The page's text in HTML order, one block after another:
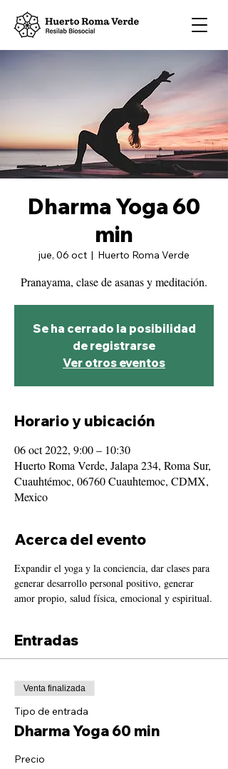
Dharma Yoga 60
min
jue, 06 oct
  |
Huerto Roma Verde
Pranayama, clase de asanas y meditación.
Se ha cerrado la posibilidad
de registrarse
Ver otros eventos
Horario y ubicación
06 oct 2022, 9:00 – 10:30
Huerto Roma Verde, Jalapa 234, Roma Sur,
Cuauhtémoc, 06760 Cuauhtemoc, CDMX,
Mexico
Acerca del evento
Expandir el yoga y la conciencia, dar clases para
generar desarrollo personal positivo, generar
amor propio, salud física, emocional y espiritual.
Entradas
Venta finalizada
Tipo de entrada
Dharma Yoga 60 min
Precio